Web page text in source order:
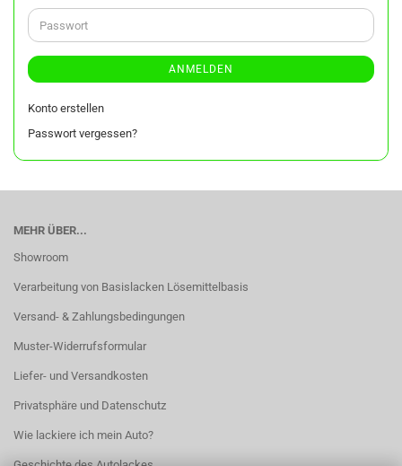
Adresse
Passwort
ANMELDEN
Konto erstellen
Passwort vergessen?
MEHR ÜBER...
Showroom
Verarbeitung von Basislacken Lösemittelbasis
Versand- & Zahlungsbedingungen
Muster-Widerrufsformular
Liefer- und Versandkosten
Privatsphäre und Datenschutz
Wie lackiere ich mein Auto?